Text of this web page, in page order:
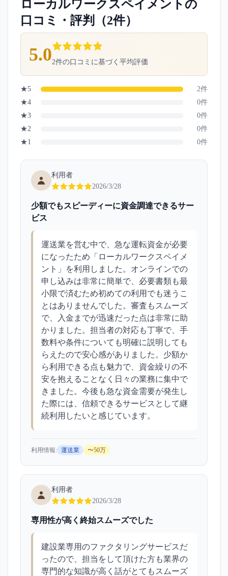
ローカルワークスペイメント の
口コミ・評判（2件）
5.02件の口コミに基づく平均評価
★5 2件
★4 0件
★3 0件
★2 0件
★1 0件
利用者
2026/3/28
少額でもスピーディーに資金調達できるサー
ビス
運送業を営む中で、急な運転資金が必要
になったため「ローカルワークスペイメ
ント」を利用しました。オンラインでの
申し込みは非常に簡単で、必要書類も最
小限で済むため初めての利用でも迷うこ
とはありませんでした。審査もスムーズ
で、入金までが迅速だった点は非常に助
かりました。担当者の対応も丁寧で、手
数料や条件についても明確に説明しても
らえたので安心感がありました。少額か
ら利用できる点も魅力で、資金繰りの不
安を抱えることなく日々の業務に集中で
きました。今後も急な資金需要が発生し
た際には、信頼できるサービスとして継
続利用したいと感じています。
利用情報: 運送業 〜50万
利用者
2026/3/28
専用性が高く終始スムーズでした
建設業専用のファクタリングサービスだ
ったので、担当をして頂けた方も業界の
専門的な知識が高く話がとてもスムーズ